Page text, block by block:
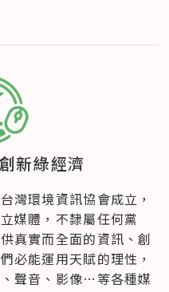
新綠經濟
灣環境資訊協會成立​，
媒體，不隸屬任何黨
真實而全面的資訊、創
必能運用天賦的理性，
聲音、影像…等各種媒